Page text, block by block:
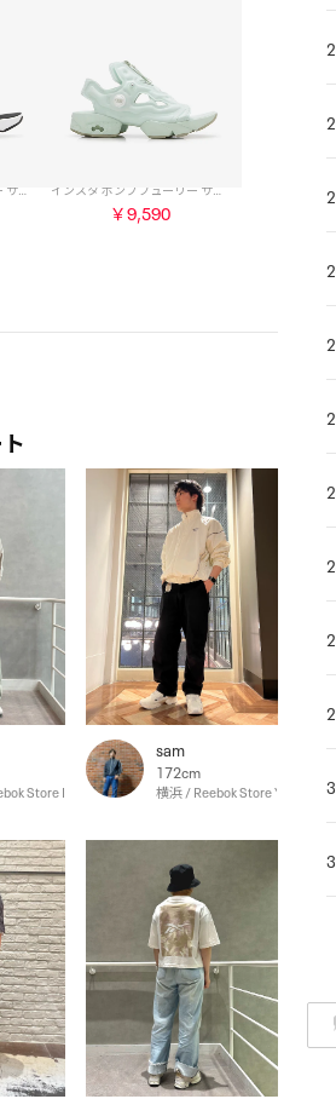
インスタ ポンプフューリー サンダル ジップ / INSTAPUMP FURY SANDAL ZIP （アクアグリーン）
￥9,590
Store Hakata
sam
172cm
横浜 / Reebok Store Yokohama